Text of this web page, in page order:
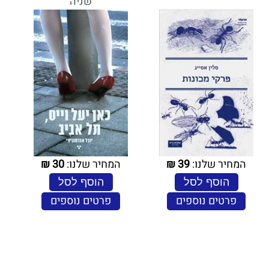
המחיר שלנו:39
₪
הוסף לסל
פרטים נוספים
המחיר שלנו:30
₪
הוסף לסל
פרטים נוספים